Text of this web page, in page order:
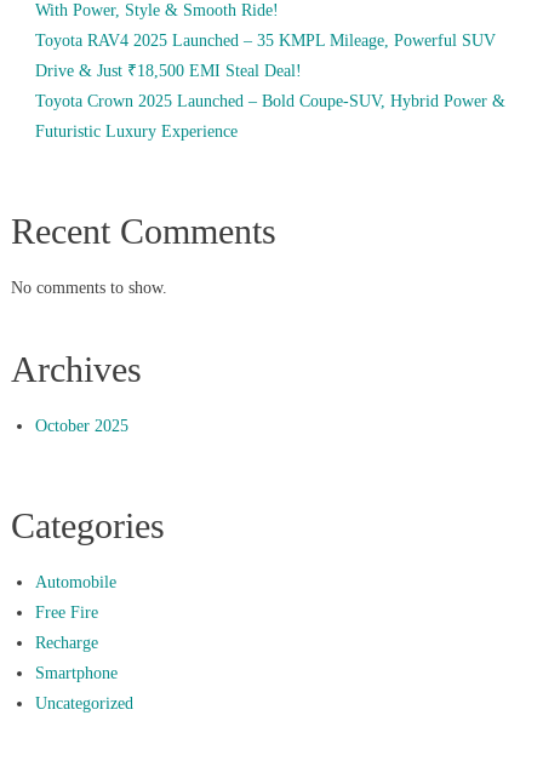
With Power, Style & Smooth Ride!
Toyota RAV4 2025 Launched – 35 KMPL Mileage, Powerful SUV
Drive & Just ₹18,500 EMI Steal Deal!
Toyota Crown 2025 Launched – Bold Coupe-SUV, Hybrid Power &
Futuristic Luxury Experience
Recent Comments
No comments to show.
Archives
October 2025
Categories
Automobile
Free Fire
Recharge
Smartphone
Uncategorized